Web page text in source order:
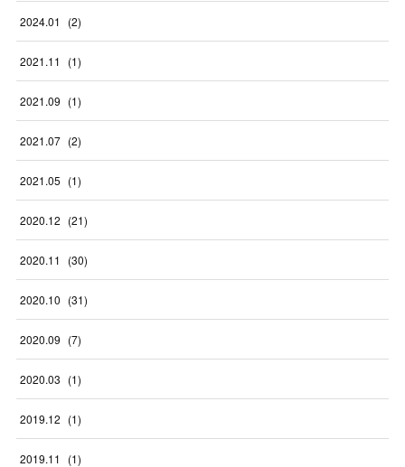
2024.01 (2)
2021.11 (1)
2021.09 (1)
2021.07 (2)
2021.05 (1)
2020.12 (21)
2020.11 (30)
2020.10 (31)
2020.09 (7)
2020.03 (1)
2019.12 (1)
2019.11 (1)